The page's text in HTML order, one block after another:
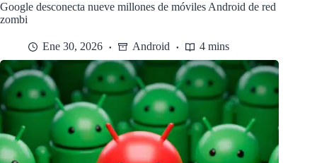
Google desconecta nueve millones de móviles Android de red
zombi
Ene 30, 2026 Android 4 mins